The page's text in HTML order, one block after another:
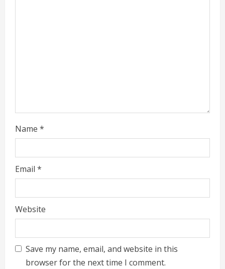
Name *
Email *
Website
Save my name, email, and website in this
browser for the next time I comment.